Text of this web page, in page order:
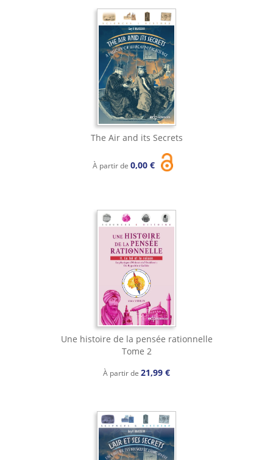
The Air and its Secrets
À partir de 0,00 €
Une histoire de la pensée rationnelle
Tome 2
À partir de 21,99 €